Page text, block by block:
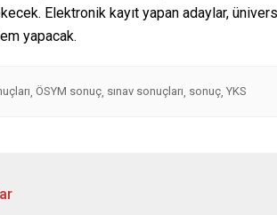
Elektronik kayıt yapan adaylar,
yapacak.
, ÖSYM sonuç, sınav sonuçları, sonuç, YKS